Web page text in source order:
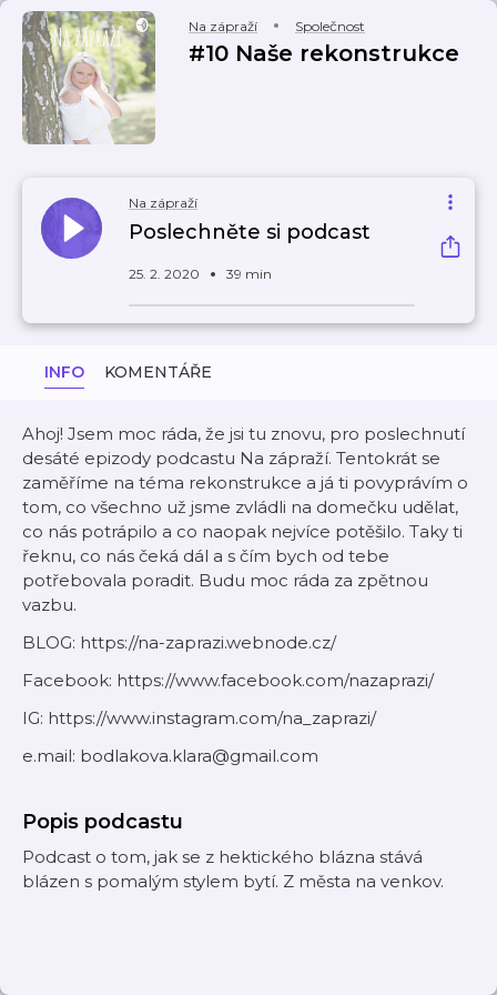
Na zápraží Společnost
#10 Naše rekonstrukce
Na zápraží
Poslechněte si podcast
25. 2. 2020 39 min
INFO KOMENTÁŘE
Ahoj! Jsem moc ráda, že jsi tu znovu, pro poslechnutí
desáté epizody podcastu Na zápraží. Tentokrát se
zaměříme na téma rekonstrukce a já ti povyprávím o
tom, co všechno už jsme zvládli na domečku udělat,
co nás potrápilo a co naopak nejvíce potěšilo. Taky ti
řeknu, co nás čeká dál a s čím bych od tebe
potřebovala poradit. Budu moc ráda za zpětnou
vazbu.
BLOG: https://na-zaprazi.webnode.cz/
Facebook: https://www.facebook.com/nazaprazi/
IG: https://www.instagram.com/na_zaprazi/
e.mail: bodlakova.klara@gmail.com
Popis podcastu
Podcast o tom, jak se z hektického blázna stává
blázen s pomalým stylem bytí. Z města na venkov.